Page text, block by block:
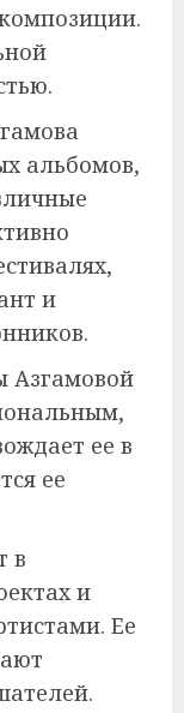
альбомов,
и
Азгамовой
ее в
ее
в
и
Ее